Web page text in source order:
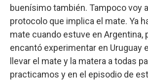
buenísimo también. Tampoco voy
protocolo que implica el mate. Ya
mate cuando estuve en Argentina,
encantó experimentar en Uruguay
llevar el mate y la matera a todas
practicamos y en el episodio de